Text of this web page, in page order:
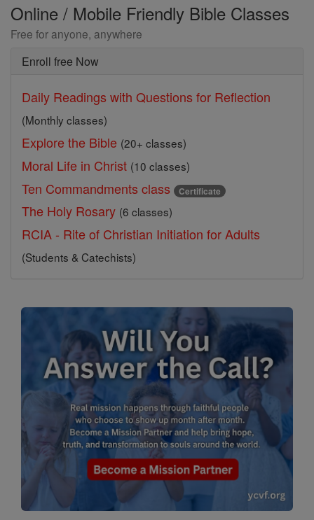
Online / Mobile Friendly Bible Classes
Free for anyone, anywhere
Enroll free Now
Daily Readings with Questions for Reflection
(Monthly classes)
Explore the Bible (20+ classes)
Moral Life in Christ (10 classes)
Ten Commandments class Certificate
The Holy Rosary (6 classes)
RCIA - Rite of Christian Initiation for Adults
(Students & Catechists)